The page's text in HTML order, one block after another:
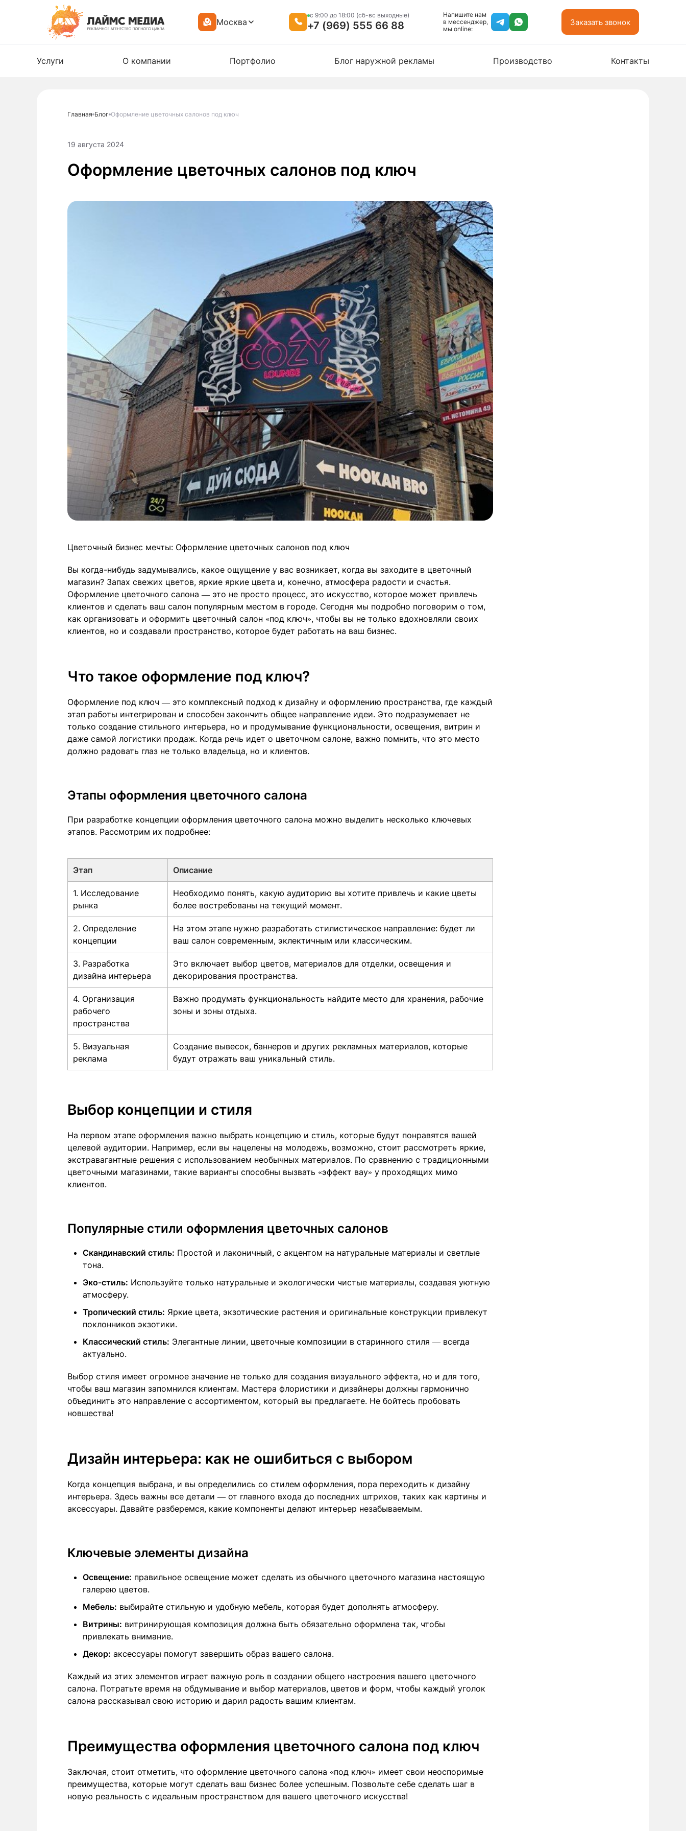
Москва
c 9:00 до 18:00 (сб-вс выходные)
+7 (969) 555 66 88
Напишите нам
в мессенджер,
мы online:
Заказать звонок
Услуги О компании Портфолио Блог наружной рекламы Производство Контакты
Главная Блог Оформление цветочных салонов под ключ
19 августа 2024
Оформление цветочных салонов под ключ
Цветочный бизнес мечты: Оформление цветочных салонов под ключ
Вы когда-нибудь задумывались, какое ощущение у вас возникает, когда вы заходите в цветочный
магазин? Запах свежих цветов, яркие яркие цвета и, конечно, атмосфера радости и счастья.
Оформление цветочного салона — это не просто процесс, это искусство, которое может привлечь
клиентов и сделать ваш салон популярным местом в городе. Сегодня мы подробно поговорим о том,
как организовать и оформить цветочный салон «под ключ», чтобы вы не только вдохновляли своих
клиентов, но и создавали пространство, которое будет работать на ваш бизнес.
Что такое оформление под ключ?
Оформление под ключ — это комплексный подход к дизайну и оформлению пространства, где каждый
этап работы интегрирован и способен закончить общее направление идеи. Это подразумевает не
только создание стильного интерьера, но и продумывание функциональности, освещения, витрин и
даже самой логистики продаж. Когда речь идет о цветочном салоне, важно помнить, что это место
должно радовать глаз не только владельца, но и клиентов.
Этапы оформления цветочного салона
При разработке концепции оформления цветочного салона можно выделить несколько ключевых
этапов. Рассмотрим их подробнее:
Этап Описание
1. Исследование
рынка
Необходимо понять, какую аудиторию вы хотите привлечь и какие цветы
более востребованы на текущий момент.
2. Определение
концепции
На этом этапе нужно разработать стилистическое направление: будет ли
ваш салон современным, эклектичным или классическим.
3. Разработка
дизайна интерьера
Это включает выбор цветов, материалов для отделки, освещения и
декорирования пространства.
4. Организация
рабочего
пространства
Важно продумать функциональность найдите место для хранения, рабочие
зоны и зоны отдыха.
5. Визуальная
реклама
Создание вывесок, баннеров и других рекламных материалов, которые
будут отражать ваш уникальный стиль.
Выбор концепции и стиля
На первом этапе оформления важно выбрать концепцию и стиль, которые будут понравятся вашей
целевой аудитории. Например, если вы нацелены на молодежь, возможно, стоит рассмотреть яркие,
экстравагантные решения с использованием необычных материалов. По сравнению с традиционными
цветочными магазинами, такие варианты способны вызвать «эффект вау» у проходящих мимо
клиентов.
Популярные стили оформления цветочных салонов
Скандинавский стиль: Простой и лаконичный, с акцентом на натуральные материалы и светлые
тона.
Эко-стиль: Используйте только натуральные и экологически чистые материалы, создавая уютную
атмосферу.
Тропический стиль: Яркие цвета, экзотические растения и оригинальные конструкции привлекут
поклонников экзотики.
Классический стиль: Элегантные линии, цветочные композиции в старинного стиля — всегда
актуально.
Выбор стиля имеет огромное значение не только для создания визуального эффекта, но и для того,
чтобы ваш магазин запомнился клиентам. Мастера флористики и дизайнеры должны гармонично
объединить это направление с ассортиментом, который вы предлагаете. Не бойтесь пробовать
новшества!
Дизайн интерьера: как не ошибиться с выбором
Когда концепция выбрана, и вы определились со стилем оформления, пора переходить к дизайну
интерьера. Здесь важны все детали — от главного входа до последних штрихов, таких как картины и
аксессуары. Давайте разберемся, какие компоненты делают интерьер незабываемым.
Ключевые элементы дизайна
Освещение: правильное освещение может сделать из обычного цветочного магазина настоящую
галерею цветов.
Мебель: выбирайте стильную и удобную мебель, которая будет дополнять атмосферу.
Витрины: витринирующая композиция должна быть обязательно оформлена так, чтобы
привлекать внимание.
Декор: аксессуары помогут завершить образ вашего салона.
Каждый из этих элементов играет важную роль в создании общего настроения вашего цветочного
салона. Потратьте время на обдумывание и выбор материалов, цветов и форм, чтобы каждый уголок
салона рассказывал свою историю и дарил радость вашим клиентам.
Преимущества оформления цветочного салона под ключ
Заключая, стоит отметить, что оформление цветочного салона «под ключ» имеет свои неоспоримые
преимущества, которые могут сделать ваш бизнес более успешным. Позвольте себе сделать шаг в
новую реальность с идеальным пространством для вашего цветочного искусства!